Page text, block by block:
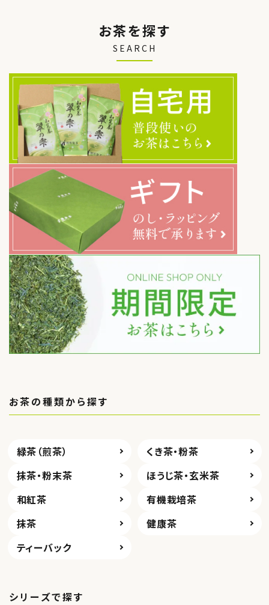
お茶を探す
SEARCH
お茶の種類から探す
緑茶（煎茶）
くき茶・粉茶
抹茶・粉末茶
ほうじ茶・玄米茶
和紅茶
有機栽培茶
抹茶
健康茶
ティーバック
シリーズで探す